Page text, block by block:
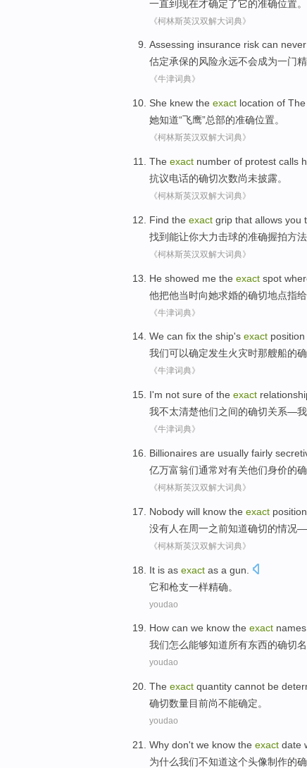
一直到 现在才确定了它的准确位置。
《柯林斯英汉双解大词典》
Assessing insurance risk can never
估定承保的风险永远不会成为一门
《牛津词典》
She knew the exact location of The
她知道“飞鹰”总部的准确位置。
《柯林斯英汉双解大词典》
The exact number of protest calls
抗议电话的确切次数尚未披露。
《柯林斯英汉双解大词典》
Find the exact grip that allows you
找到能让你大力击球的准确握拍方法
《柯林斯英汉双解大词典》
He showed me the exact spot
他把他当时向她求婚的确切地点指给
《牛津词典》
We can fix the ship's exact position
我们可以确定发生火灾时那艘船的
《牛津词典》
I'm not sure of the exact
我不太清楚他们之间的确切关系—我
《牛津词典》
Billionaires are usually fairly
亿万富翁们通常对有关他们身价的
《柯林斯英汉双解大词典》
Nobody will know the exact position
没有人在周一之前知道确切的情况—
《柯林斯英汉双解大词典》
It is as exact as a gun
它和枪支一样精确。
youdao
How can we know the exact names
我们怎么能够知道所有东西的确切
youdao
The exact quantity cannot be
确切数量目前尚不能确定。
youdao
Why don't we know the exact date
为什么我们不知道这个头像制作的